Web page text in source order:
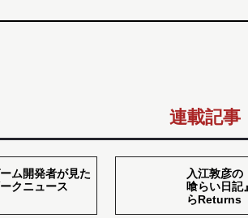
連載記事
ム開発者が見た
クニュース
入江敦彦の
喰らい日記
らReturns